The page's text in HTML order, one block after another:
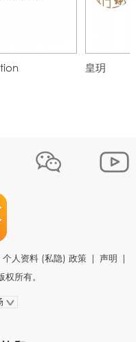
皇玥
个人资料 (私隐) 政策 | 声明 |
所有。